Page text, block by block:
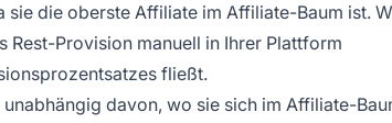
sie die oberste Affiliate im Affiliate-Baum ist.
Rest-Provision manuell in Ihrer Plattform
fließt.
davon, wo sie sich im Affiliate-